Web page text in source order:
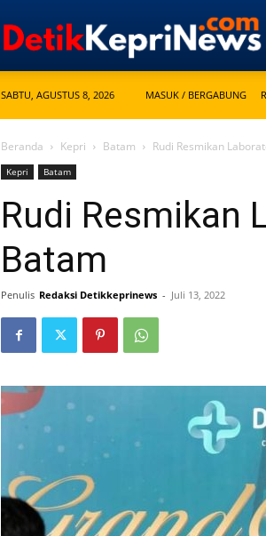
SABTU, AGUSTUS 8, 2026 MASUK / BERGABUNG
Beranda Kepri Batam Rudi Resmikan
Kepri Batam
Rudi Resmikan
Batam
Penulis Redaksi Detikkeprinews - Juli 13, 2022